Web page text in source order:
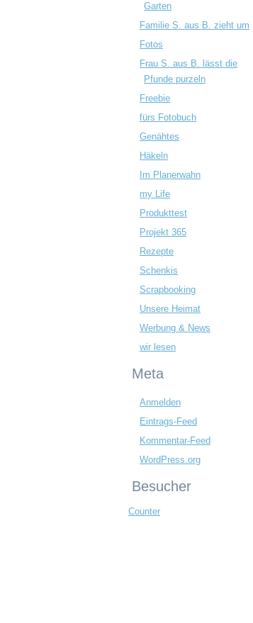
Garten
Familie S. aus B. zieht um
Fotos
Frau S. aus B. lässt die
Pfunde purzeln
Freebie
fürs Fotobuch
Genähtes
Häkeln
Im Planerwahn
my Life
Produkttest
Projekt 365
Rezepte
Schenkis
Scrapbooking
Unsere Heimat
Werbung & News
wir lesen
Meta
Anmelden
Eintrags-Feed
Kommentar-Feed
WordPress.org
Besucher
Counter